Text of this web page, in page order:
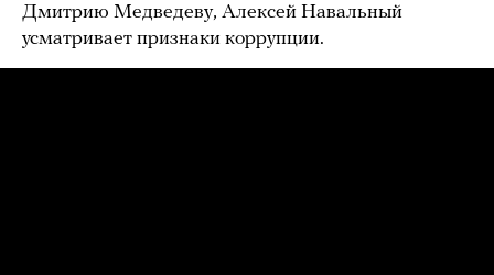
Дмитрию Медведеву, Алексей Навальный
усматривает признаки коррупции.